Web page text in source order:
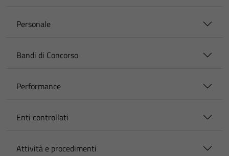
Personale
Bandi di Concorso
Performance
Enti controllati
Attività e procedimenti